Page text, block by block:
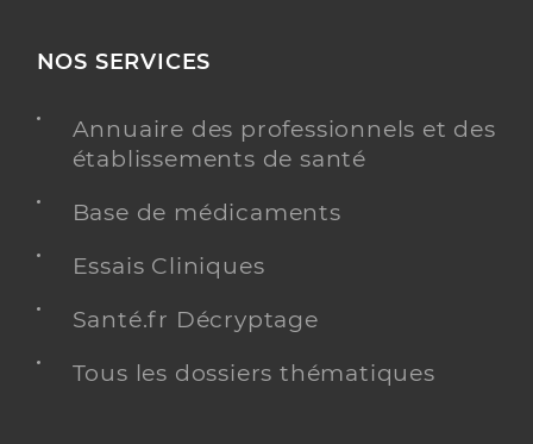
NOS SERVICES
Annuaire des professionnels et des
établissements de santé
Base de médicaments
Essais Cliniques
Santé.fr Décryptage
Tous les dossiers thématiques